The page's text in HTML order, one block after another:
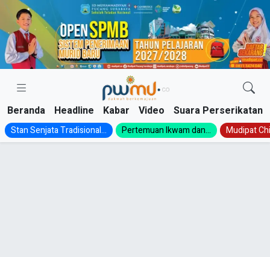
Skip
content
Beranda Headline Kabar Video Suara Perserikatan
Stan Senjata Tradisional... Pertemuan Ikwam dan... Mudipat